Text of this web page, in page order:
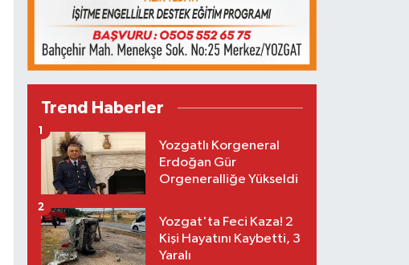
Trend Haberler
Yozgatlı Korgeneral
Erdoğan Gür
Orgeneralliğe Yükseldi
1
Yozgat'ta Feci Kaza! 2
Kişi Hayatını Kaybetti, 3
Yaralı
2